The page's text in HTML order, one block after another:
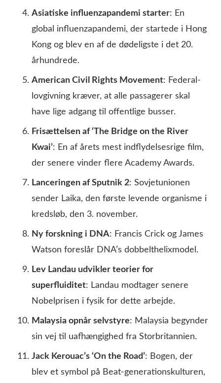
Asiatiske influenzapandemi starter: En
global influenzapandemi, der startede i Hong
Kong og blev en af de dødeligste i det 20.
århundrede.
American Civil Rights Movement: Federal-
lovgivning kræver, at alle passagerer skal
have lige adgang til offentlige busser.
Frisættelsen af ‘The Bridge on the River
Kwai’: En af årets mest indflydelsesrige film,
der senere vinder flere Academy Awards.
Lanceringen af Sputnik 2: Sovjetunionen
sender Laika, den første levende organisme i
kredsløb, den 3. november.
Ny forskning i DNA: Francis Crick og James
Watson foreslår DNA’s dobbelthelixmodel.
Lev Landau udvikler teorier for
superfluiditet: Landau modtager senere
Nobelprisen i fysik for dette arbejde.
Malaysia opnår selvstyre: Malaysia begynder
sin vej til uafhængighed fra Storbritannien.
Jack Kerouac’s ‘On the Road’: Bogen, der
blev et symbol på Beat-generationskulturen,